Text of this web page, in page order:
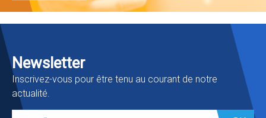
Newsletter
Inscrivez-vous pour être tenu au courant de notre
actualité.